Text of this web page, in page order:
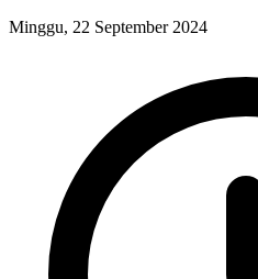
Minggu, 22 September 2024